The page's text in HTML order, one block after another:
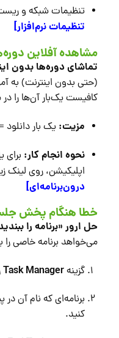
تنظیمات شبکه و
تنظیمات نرم‌افزار]
مشاهده آفلاین
تماشای دوره‌ها بدون
(حتی بدون اینترنت) به
کافیست یک‌بار آن‌ها را در
مزیت: یک بار
نحوه انجام کار: برای
اپلیکیشن، روی لینک
درون‌برنامه‌ای]
خطا هنگام پخش
حل ارور «برنامه را
می‌خواهد برنامه خاصی را
گزینهTask Manager
برنامه‌ای که نام آن در
کنید.